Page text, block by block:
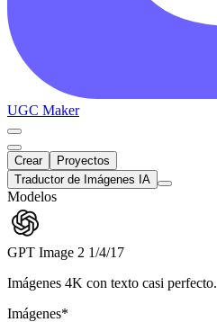
UGC Maker
Crear
Proyectos
Traductor de Imágenes IA
Modelos
GPT Image 2 1/4/17
Imágenes 4K con texto casi perfecto.
Imágenes*